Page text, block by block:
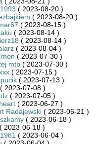
( 2023-08-20 )
( 2023-08-20 )
( 2023-08-15 )
( 2023-08-14 )
( 2023-08-14 )
( 2023-08-04 )
( 2023-07-30 )
mtb ( 2023-07-30 )
( 2023-07-15 )
( 2023-07-13 )
( 2023-07-08 )
( 2023-07-05 )
( 2023-06-27 )
Radajewski ( 2023-06-21 )
( 2023-06-18 )
( 2023-06-18 )
( 2023-06-04 )